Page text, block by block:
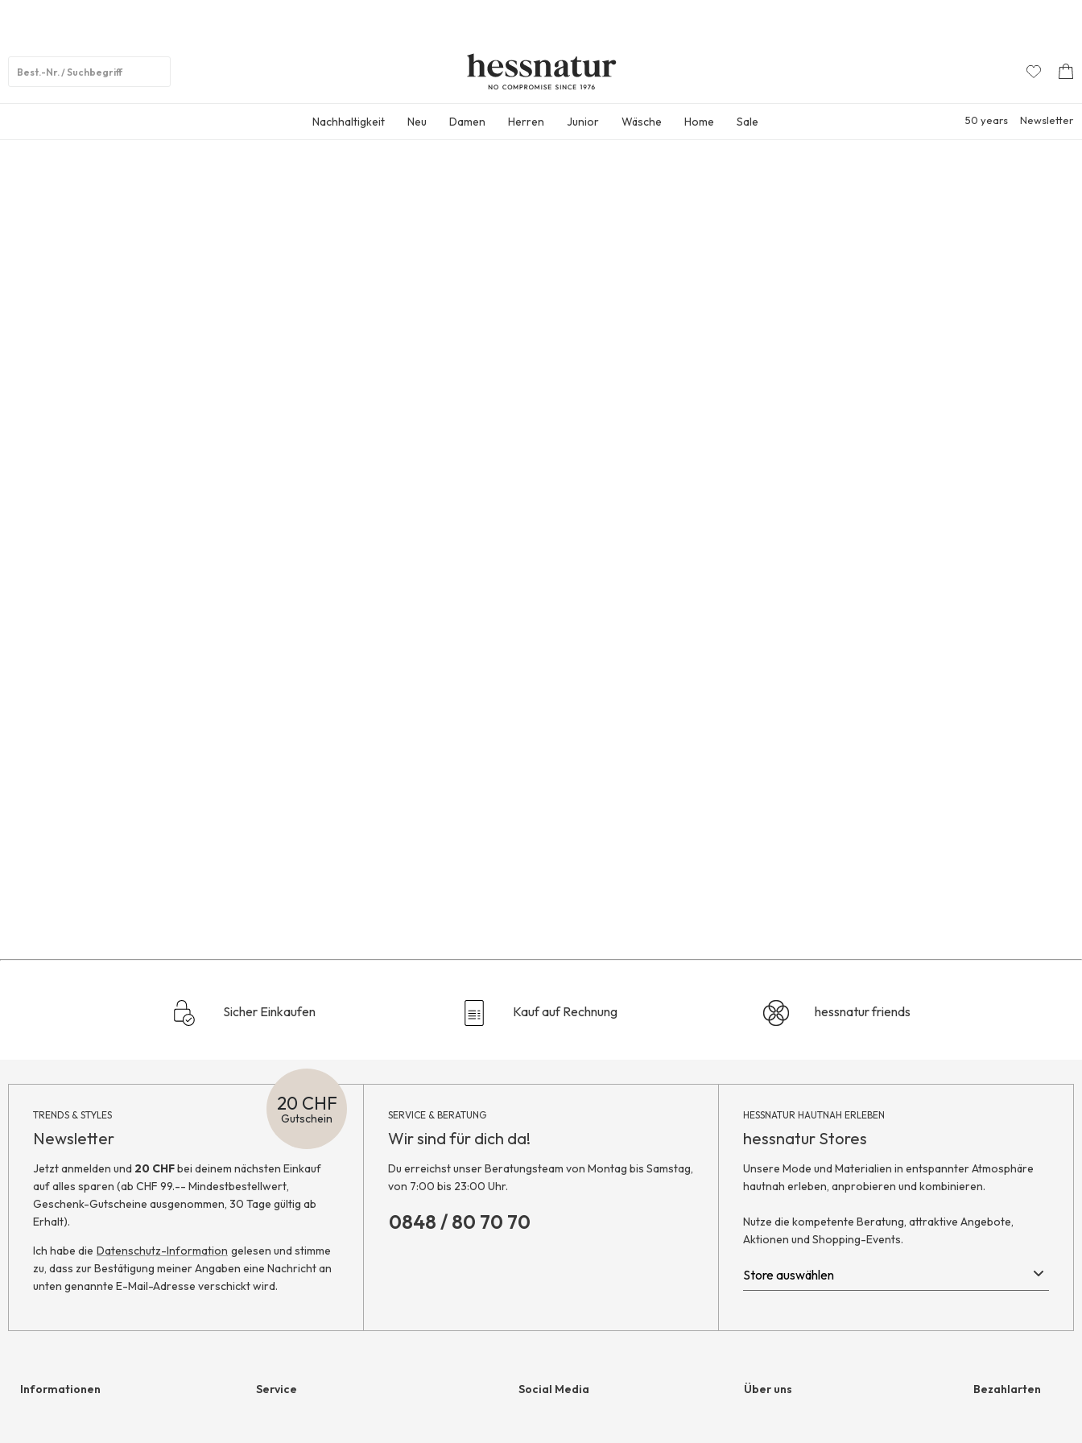
Nachhaltigkeit Neu Damen Herren Junior Wäsche Home Sale 50 years Newsletter
Sicher Einkaufen Kauf auf Rechnung hessnatur friends
TRENDS & STYLES
Newsletter
20 CHF
Gutschein
Jetzt anmelden und 20 CHFbei deinem nächsten Einkauf
auf alles sparen (ab CHF 99.-- Mindestbestellwert,
Geschenk-Gutscheine ausgenommen, 30 Tage gültig ab
Erhalt).
Ich habe die Datenschutz-Information gelesen und stimme
zu, dass zur Bestätigung meiner Angaben eine Nachricht an
unten genannte E-Mail-Adresse verschickt wird.
SERVICE & BERATUNG
Wir sind für dich da!
Du erreichst unser Beratungsteam von Montag bis Samstag,
von 7:00 bis 23:00 Uhr.
0848 / 80 70 70
HESSNATUR HAUTNAH ERLEBEN
hessnatur Stores
Unsere Mode und Materialien in entspannter Atmosphäre
hautnah erleben, anprobieren und kombinieren.
Nutze die kompetente Beratung, attraktive Angebote,
Aktionen und Shopping-Events.
Informationen Service Social Media Über uns Bezahlarten